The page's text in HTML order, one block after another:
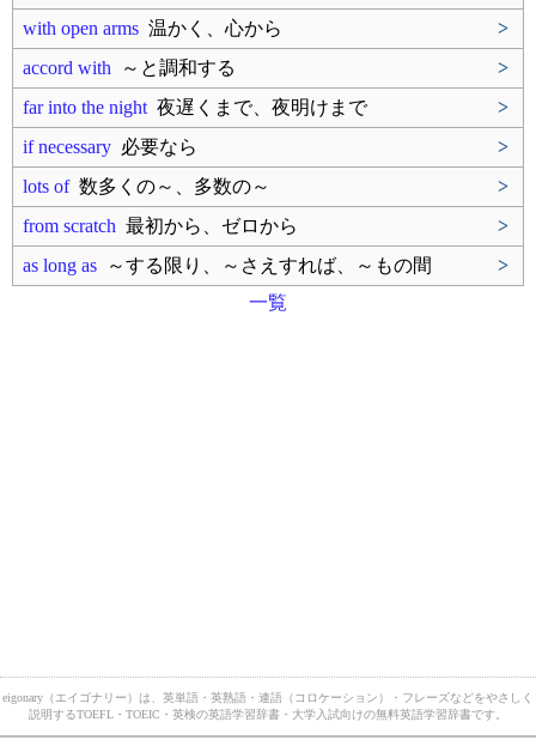
with open arms 温かく、心から
>
accord with ～と調和する
>
far into the night 夜遅くまで、夜明けまで
>
if necessary 必要なら
>
lots of数多くの～、多数の～
>
from scratch 最初から、ゼロから
>
as long as ～する限り、～さえすれば、～もの間
>
一覧
eigonary（エイゴナリー）は、英単語・英熟語・連語（コロケーション）・フレーズなどをやさしく
説明するTOEFL・TOEIC・英検の英語学習辞書・大学入試向けの無料英語学習辞書です。